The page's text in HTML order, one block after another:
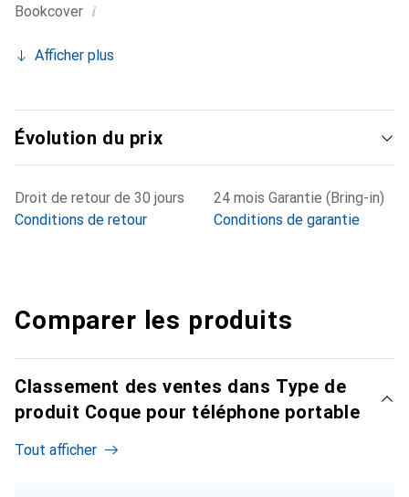
Bookcover i
Afficher plus
Évolution du prix
Droit de retour de 30 jours
Conditions de retour
24 mois Garantie (Bring-in)
Conditions de garantie
Comparer les produits
Classement des ventes dans Type de
produit Coque pour téléphone portable
Tout afficher